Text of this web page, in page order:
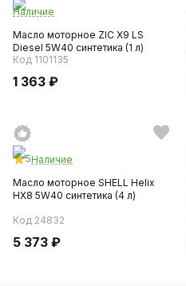
Наличие
Масло моторное ZIC X9 LS
Diesel 5W40 синтетика (1 л)
Код 1101135
1 363 ₽
5Наличие
Масло моторное SHELL Helix
HX8 5W40 синтетика (4 л)
Код 24832
5 373 ₽